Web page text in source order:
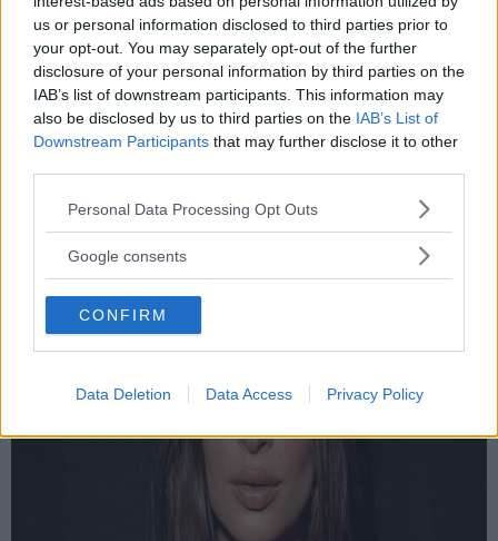
us or personal information disclosed to third parties prior to
your opt-out. You may separately opt-out of the further
disclosure of your personal information by third parties on the
IAB’s list of downstream participants. This information may
also be disclosed by us to third parties on the IAB’s List of
Downstream Participants that may further disclose it to other
Please note that this website/app uses one or more Google
not limited to your visit or usage behaviour. You may click to
use your data for below specified purposes in below Google
consent section.
Personal Data Processing Opt Outs
Google consents
CONFIRM
Data Deletion Data Access Privacy Policy
News
La modella si dice furiosa per il fatto che la notizia delle
molestie subite dal cantante sul set del videoclip di Blurred
Lines sia stata pubblica...